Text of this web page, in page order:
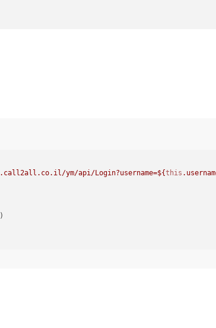
.call2all.co.il/ym/api/Login?username=${this
)